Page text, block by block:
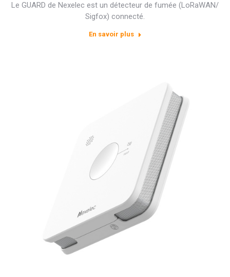
Le GUARD de Nexelec est un détecteur de fumée (LoRaWAN/
Sigfox) connecté.
En savoir plus